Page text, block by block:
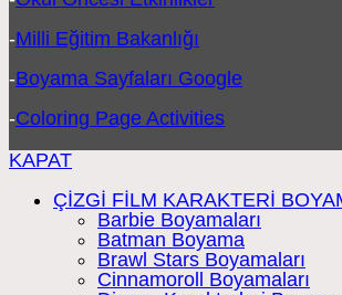
-Milli Eğitim Bakanlığı
-Boyama Sayfaları Google
-Coloring Page Activities
KAPAT
ÇİZGİ FİLM KARAKTERİ
Barbie Boyamaları
Batman Boyama
Brawl Stars Boyamaları
Cinnamoroll Boyamaları